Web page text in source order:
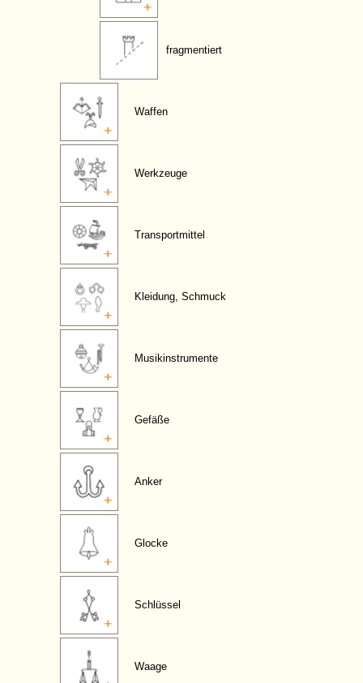
fragmentiert
Waffen
Werkzeuge
Transportmittel
Kleidung, Schmuck
Musikinstrumente
Gefäße
Anker
Glocke
Schlüssel
Waage